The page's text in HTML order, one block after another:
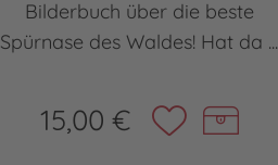
Bilderbuch über die beste
Spürnase des Waldes! Hat da ...
15,00 €